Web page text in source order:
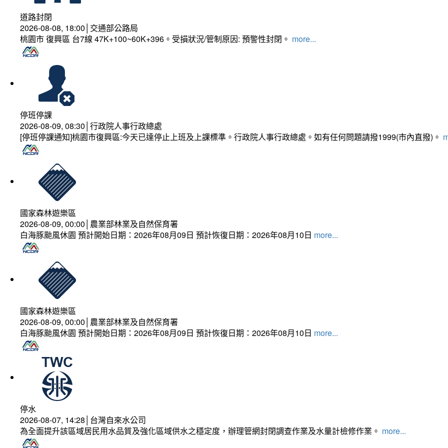
道路封閉
2026-08-08, 18:00│交通部公路局
桃園市 復興區 台7線 47K+100~60K+396。受損狀況/管制原因: 預警性封閉。 more...
停班停課
2026-08-09, 08:30│行政院人事行政總處
[停班停課通知]桃園市復興區:今天已達停止上班及上課標準。行政院人事行政總處。如有任何問題請撥1999(市內直撥)。
國家森林遊樂區
2026-08-09, 00:00│農業部林業及自然保育署
白海豚颱風休園 預計開始日期：2026年08月09日 預計恢復日期：2026年08月10日 more...
國家森林遊樂區
2026-08-09, 00:00│農業部林業及自然保育署
白海豚颱風休園 預計開始日期：2026年08月09日 預計恢復日期：2026年08月10日 more...
停水
2026-08-07, 14:28│台灣自來水公司
為全面提升該區域居民用水品質及強化區域供水之穩定度，辦理管網封閉調查作業及水量計檢修作業。 more...